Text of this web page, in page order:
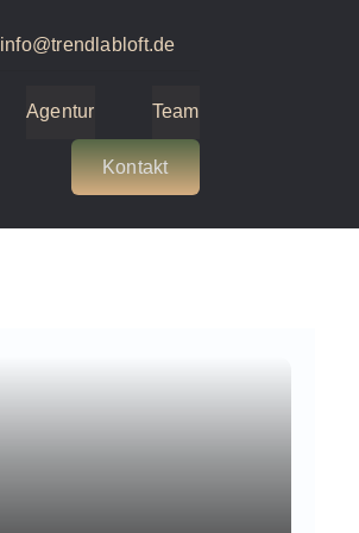
info@trendlabloft.de
Agentur Team
Kontakt